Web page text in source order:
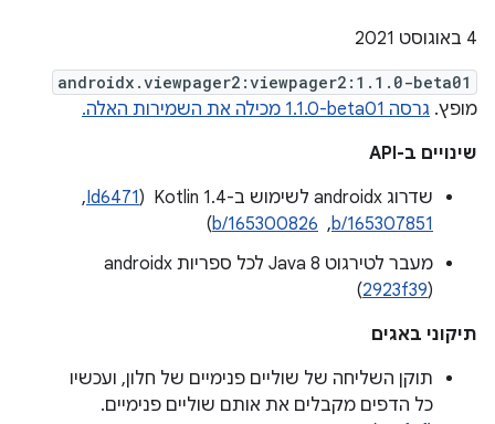
4 באוגוסט 2021
androidx.viewpager2:viewpager2:1.1.0-beta01
מופץ. גרסה ‎1.1.0-beta01 מכילה את השמירות האלה.
שינויים ב-API
שדרוג androidx לשימוש ב-Kotlin 1.4 ‏ (
Id6471
, ‏
b/165307851
, ‏
b/165300826
)
מעבר לטירגוט Java 8 לכל ספריות androidx
(2923f39)
תיקוני באגים
תוקן השליחה של שוליים פנימיים של חלון, ועכשיו
כל הדפים מקבלים את אותם שוליים פנימיים.